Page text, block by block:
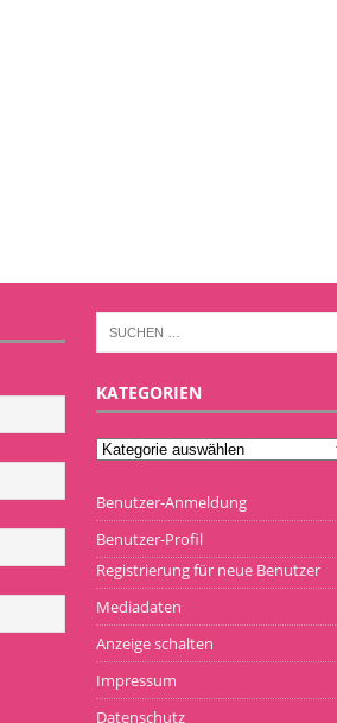
KATEGORIEN
Benutzer-Anmeldung
Benutzer-Profil
Registrierung für neue Benutzer
Mediadaten
Anzeige schalten
Impressum
Datenschutz